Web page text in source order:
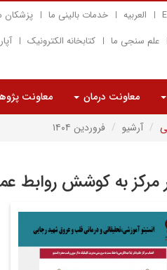
العربیه خدمات بالینی ما پزشکان
علم سنجی ما کتابخانه الکترونیک
معاونت درمان معاونت
آرشیو فروردین ۱۴۰۴
مرکز به کوشش روابط